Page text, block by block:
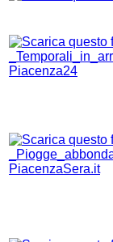
Piacenza24
PiacenzaSera.it